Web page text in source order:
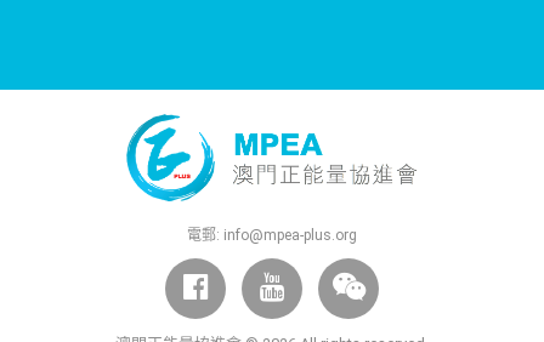
電郵: info@mpea-plus.org